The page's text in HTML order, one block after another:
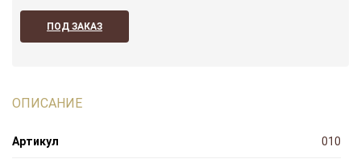
ПОД ЗАКАЗ
ОПИСАНИЕ
Артикул 010